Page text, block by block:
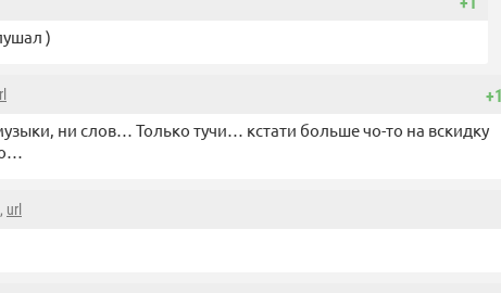
)
+1
ни слов… Только тучи… кстати больше чо-то на вскидку
url